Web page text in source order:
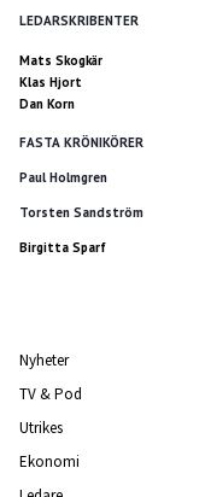
LEDARSKRIBENTER
Mats Skogkär
Klas Hjort
Dan Korn
FASTA KRÖNIKÖRER
Paul Holmgren
Torsten Sandström
Birgitta Sparf
Nyheter
TV & Pod
Utrikes
Ekonomi